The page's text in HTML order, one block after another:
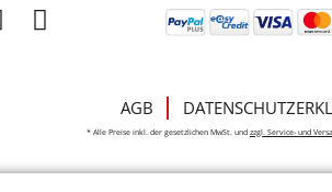
AGB
* Alle Preise inkl. der gesetzlichen MwSt. und zzgl. Service- und